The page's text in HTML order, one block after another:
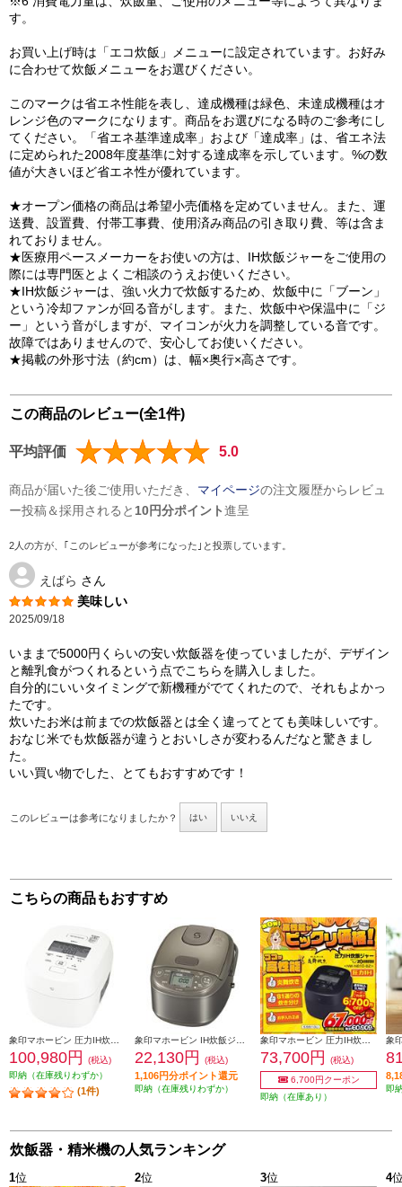
す。
お買い上げ時は「エコ炊飯」メニューに設定されています。お好み
に合わせて炊飯メニューをお選びください。
このマークは省エネ性能を表し、達成機種は緑色、未達成機種はオ
レンジ色のマークになります。商品をお選びになる時のご参考にし
てください。「省エネ基準達成率」および「達成率」は、省エネ法
に定められた2008年度基準に対する達成率を示しています。%の数
値が大きいほど省エネ性が優れています。
★オープン価格の商品は希望小売価格を定めていません。また、運
送費、設置費、付帯工事費、使用済み商品の引き取り費、等は含ま
れておりません。
★医療用ペースメーカーをお使いの方は、IH炊飯ジャーをご使用の
際には専門医とよくご相談のうえお使いください。
★IH炊飯ジャーは、強い火力で炊飯するため、炊飯中に「ブーン」
という冷却ファンが回る音がします。また、炊飯中や保温中に「ジ
ー」という音がしますが、マイコンが火力を調整している音です。
故障ではありませんので、安心してお使いください。
★掲載の外形寸法（約cm）は、幅×奥行×高さです。
この商品のレビュー(全1件)
平均評価 5.0
商品が届いた後ご使用いただき、 マイページの注文履歴からレビュ
ー投稿＆採用されると 10円分ポイント進呈
2人の方が、｢このレビューが参考になった｣と投票しています。
えばら さん
美味しい
2025/09/18
いままで5000円くらいの安い炊飯器を使っていましたが、デザイン
と離乳食がつくれるという点でこちらを購入しました。
自分的にいいタイミングで新機種がでてくれたので、それもよかっ
たです。
炊いたお米は前までの炊飯器とは全く違ってとても美味しいです。
おなじ米でも炊飯器が違うとおいしさが変わるんだなと驚きまし
た。
いい買い物でした、とてもおすすめです！
このレビューは参考になりましたか？ はい いいえ
こちらの商品もおすすめ
100,980円
(税込)
即納（在庫残りわずか）
(1件)
22,130円 (税込)
1,106円分ポイント還元
即納（在庫残りわずか）
73,700円
(税込)
6,700円クーポン
即納（在庫あり）
即
炊飯器・精米機の人気ランキング
1位 2位 3位 4